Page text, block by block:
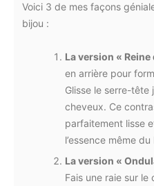
Voici 3 de mes façons
bijou :
La version « Reine
en arrière pour
Glisse le serre-tête
cheveux. Ce
parfaitement lisse
l’essence même du
La version «
Fais une raie sur